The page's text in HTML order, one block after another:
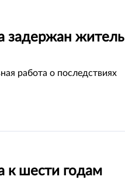
задержан житель
работа о последствиях
к шести годам